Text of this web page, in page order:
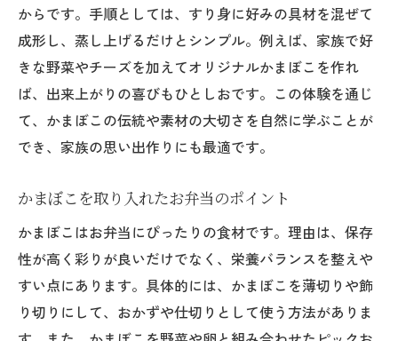
からです。手順としては、すり身に好みの具材を混ぜて
成形し、蒸し上げるだけとシンプル。例えば、家族で好
きな野菜やチーズを加えてオリジナルかまぼこを作れ
ば、出来上がりの喜びもひとしおです。この体験を通じ
て、かまぼこの伝統や素材の大切さを自然に学ぶことが
でき、家族の思い出作りにも最適です。
かまぼこを取り入れたお弁当のポイント
かまぼこはお弁当にぴったりの食材です。理由は、保存
性が高く彩りが良いだけでなく、栄養バランスを整えや
すい点にあります。具体的には、かまぼこを薄切りや飾
り切りにして、おかずや仕切りとして使う方法がありま